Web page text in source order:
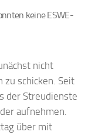
keine ESWE-
nicht
zu schicken. Seit
der Streudienste
aufnehmen.
über mit